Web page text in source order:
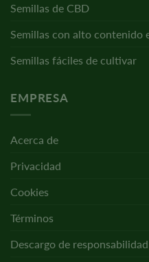
Semillas de CBD
Semillas con alto contenido
Semillas fáciles de cultivar
EMPRESA
Acerca de
Privacidad
Cookies
Términos
Descargo de responsabilidad